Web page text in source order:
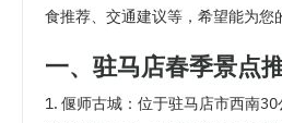
食推荐、交通建议等，希望能为您
一、驻马店春季景点
1. 偃师古城：位于驻马店市西南